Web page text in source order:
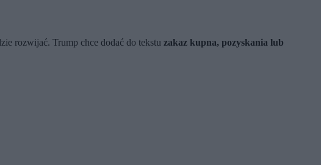
rozwijać. Trump chce dodać do tekstu zakaz kupna, pozyskania lub